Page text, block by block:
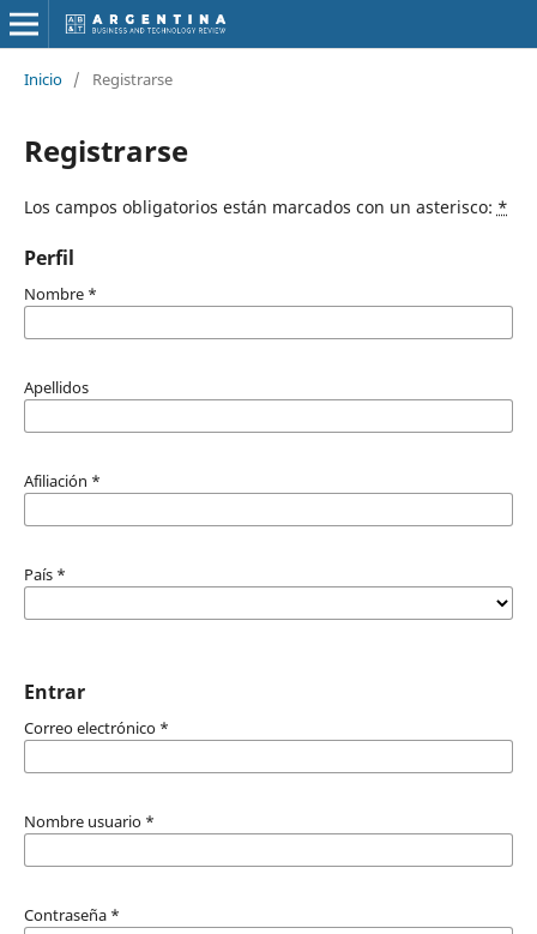
Inicio / Registrarse
Registrarse
Los campos obligatorios están marcados con un asterisco: *
Perfil
Nombre *
Apellidos
Afiliación *
País *
Entrar
Correo electrónico *
Nombre usuario *
Contraseña *